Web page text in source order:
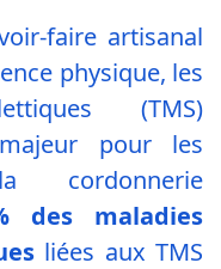
faire artisanal
physique, les
(TMS)
pour les
cordonnerie
des maladies
liées aux TMS